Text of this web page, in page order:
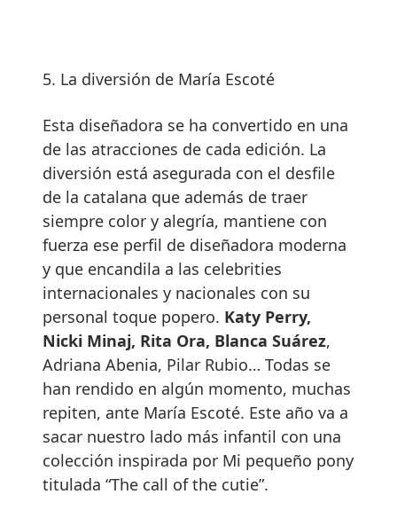
5. La diversión de María Escoté
Esta diseñadora se ha convertido en una
de las atracciones de cada edición. La
diversión está asegurada con el desfile
de la catalana que además de traer
siempre color y alegría, mantiene con
fuerza ese perfil de diseñadora moderna
y que encandila a las celebrities
internacionales y nacionales con su
personal toque popero. Katy Perry,
Nicki Minaj, Rita Ora, Blanca Suárez,
Adriana Abenia, Pilar Rubio… Todas se
han rendido en algún momento, muchas
repiten, ante María Escoté. Este año va a
sacar nuestro lado más infantil con una
colección inspirada por Mi pequeño pony
titulada “The call of the cutie”.